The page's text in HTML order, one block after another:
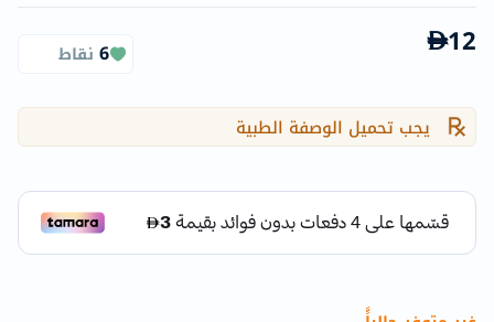
12
6 نقاط
يجب تحميل الوصفة الطبية